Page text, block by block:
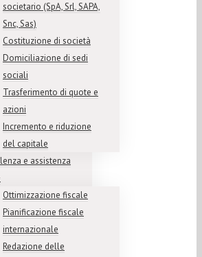
societario (SpA, Srl, SAPA,
Snc, Sas)
Costituzione di società
Domiciliazione di sedi
sociali
Trasferimento di quote e
azioni
Incremento e riduzione
del capitale
e assistenza
Ottimizzazione fiscale
Pianificazione fiscale
internazionale
Redazione delle